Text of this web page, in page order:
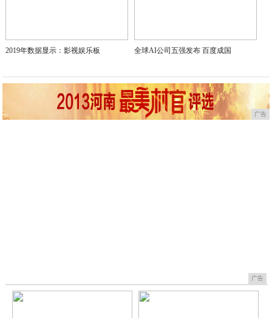
2019年数据显示：影视娱乐板 全球AI公司五强发布 百度成国
广告
广告